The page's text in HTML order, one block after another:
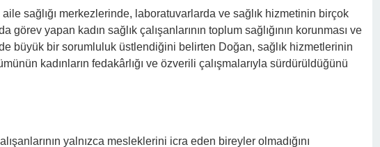
sağlığı merkezlerinde, laboratuvarlarda ve sağlık hizmetinin birçok
görev yapan kadın sağlık çalışanlarının toplum sağlığının korunması ve
büyük bir sorumluluk üstlendiğini belirten Doğan, sağlık hizmetlerinin
kadınların fedakârlığı ve özverili çalışmalarıyla sürdürüldüğünü
yalnızca mesleklerini icra eden bireyler olmadığını